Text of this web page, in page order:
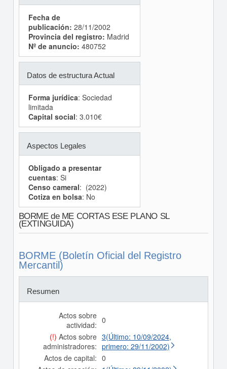
Fecha de
publicación: 28/11/2002
Provincia del registro: Madrid
Nº de anuncio: 480752
Datos de estructura Actual
Forma jurídica: Sociedad
limitada
Capital social: 3.010€
Aspectos Legales
Obligado a presentar
cuentas: Si
Censo cameral: (2022)
Cotiza en bolsa: No
BORME de ME CORTAS ESE PLANO SL
(EXTINGUIDA)
BORME (Boletín Oficial del Registro
Mercantil)
Resumen
Actos sobre
actividad: 0
(!) Actos sobre
administradores:
3(Último: 10/09/2024,
primero: 29/11/2002)
Actos de capital: 0